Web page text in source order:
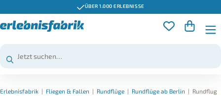
GUTSCHEINE 3 JAHRE GÜLTIG
Erlebnisfabrik | Fliegen & Fallen | Rundflüge | Rundflüge ab Berlin | Rundflug